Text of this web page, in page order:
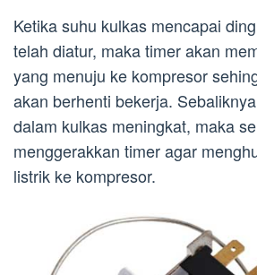
Ketika suhu kulkas mencapai
telah diatur, maka timer akan
yang menuju ke kompresor
akan berhenti bekerja.
dalam kulkas meningkat, maka
menggerakkan timer agar
listrik ke kompresor.